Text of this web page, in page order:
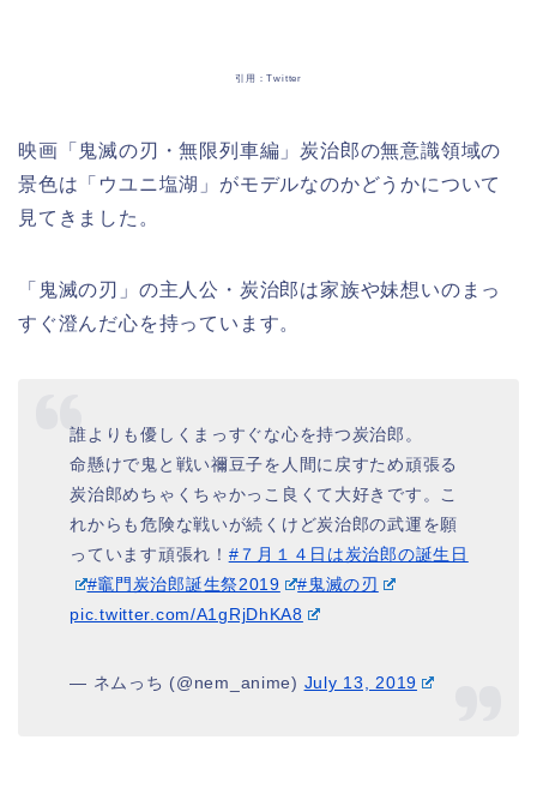
引用：Twitter
映画「鬼滅の刃・無限列車編」炭治郎の無意識領域の
景色は「ウユニ塩湖」がモデルなのかどうかについて
見てきました。
「鬼滅の刃」の主人公・炭治郎は家族や妹想いのまっ
すぐ澄んだ心を持っています。
誰よりも優しくまっすぐな心を持つ炭治郎。
命懸けで鬼と戦い禰豆子を人間に戻すため頑張る
炭治郎めちゃくちゃかっこ良くて大好きです。こ
れからも危険な戦いが続くけど炭治郎の武運を願
っています頑張れ！ #７月１４日は炭治郎の誕生日
#竈門炭治郎誕生祭2019
#鬼滅の刃
pic.twitter.com/A1gRjDhKA8
— ネムっち (@nem_anime) July 13, 2019